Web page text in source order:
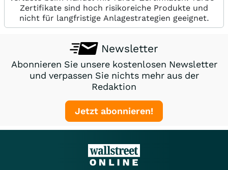
Zertifikate sind hoch risikoreiche Produkte und
nicht für langfristige Anlagestrategien geeignet.
Newsletter
Abonnieren Sie unsere kostenlosen Newsletter
und verpassen Sie nichts mehr aus der
Redaktion
Jetzt abonnieren!